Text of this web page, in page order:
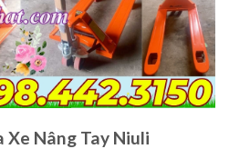
Nâng Tay Niuli